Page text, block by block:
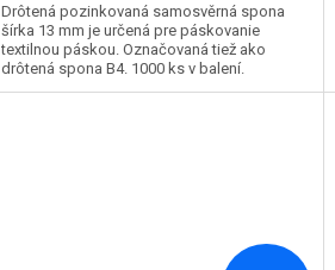
Drôtená pozinkovaná samosvěrná spona
šírka 13 mm je určená pre páskovanie
textilnou páskou. Označovaná tiež ako
drôtená spona B4. 1000 ks v balení.